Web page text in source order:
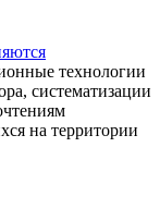
технологии
систематизации
на территории